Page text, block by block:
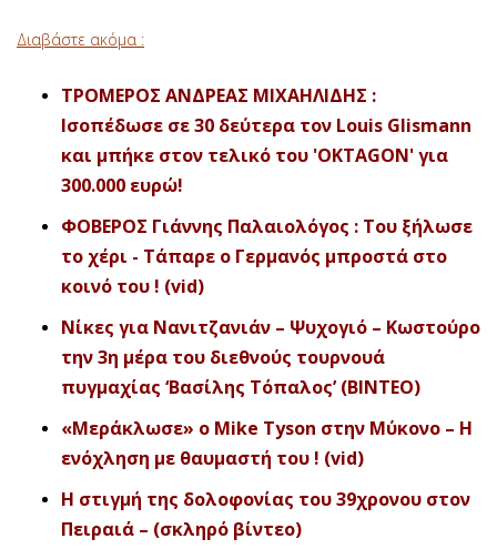
Διαβάστε ακόμα :
ΤΡΟΜΕΡΟΣ ΑΝΔΡΕΑΣ ΜΙΧΑΗΛΙΔΗΣ :
Ισοπέδωσε σε 30 δεύτερα τον Louis Glismann
και μπήκε στον τελικό του 'OKTAGON' για
300.000 ευρώ!
ΦΟΒΕΡΟΣ Γιάννης Παλαιολόγος : Του ξήλωσε
το χέρι - Τάπαρε ο Γερμανός μπροστά στο
κοινό του ! (vid)
Νίκες για Νανιτζανιάν – Ψυχογιό – Κωστούρο
την 3η μέρα του διεθνούς τουρνουά
πυγμαχίας ‘Βασίλης Τόπαλος’ (BINTEO)
«Μεράκλωσε» ο Mike Tyson στην Μύκονο – Η
ενόχληση με θαυμαστή του ! (vid)
Η στιγμή της δολοφονίας του 39χρονου στον
Πειραιά – (σκληρό βίντεο)